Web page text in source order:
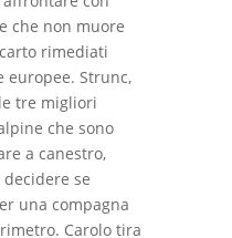
che non muore
rimediati
Strunc,
tre migliori
che sono
a canestro,
se
una compagna
Carolo tira